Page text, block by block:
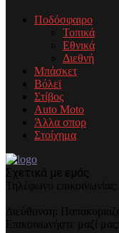
Ποδόσφαιρο
Τοπικά
Εθνικά
Διεθνή
Μπάσκετ
Βόλεϊ
Στίβος
Auto Moto
Άλλα σπορ
Στοίχημα
Σχετικά με εμάς
Τηλέφωνo
Διεύθυνση:
Επικοινωνήστε μαζί μας: